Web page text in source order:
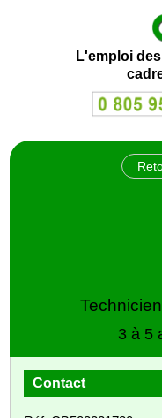
L'emploi
3 à 5
Contact